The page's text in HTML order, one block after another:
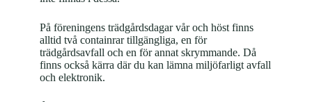
På föreningens trädgårdsdagar vår och höst finns
alltid två containrar tillgängliga, en för
trädgårdsavfall och en för annat skrymmande. Då
finns också kärra där du kan lämna miljöfarligt avfall
och elektronik.